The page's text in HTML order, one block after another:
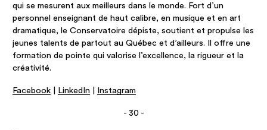
qui se mesurent aux meilleurs dans le monde. Fort d’un
personnel enseignant de haut calibre, en musique et en art
dramatique, le Conservatoire dépiste, soutient et propulse les
jeunes talents de partout au Québec et d’ailleurs. Il offre une
formation de pointe qui valorise l’excellence, la rigueur et la
créativité.
Facebook LinkedIn Instagram
- 30 -